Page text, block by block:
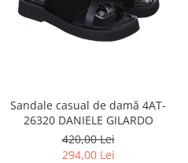
MOCASINI SI BALERINI
PANTOFI CASUAL
SANDALE
PAPUCI
BOTINE SI GHETE
SANDALE
PAPUCI, SABOTI
PAPUCI
NIKKY BY NICOLE
Sandale casual de damă 4AT-
26320 DANIELE GILARDO
420,00 Lei
294,00 Lei